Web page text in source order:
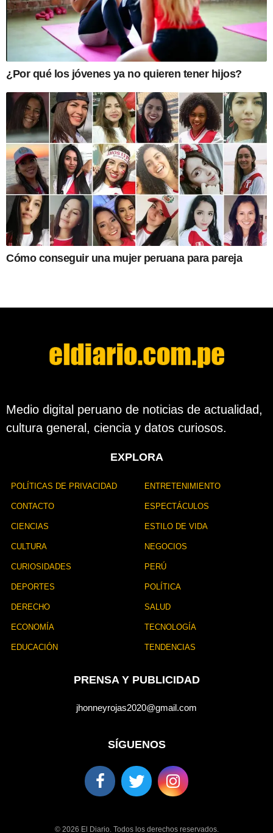
¿Por qué los jóvenes ya no quieren tener hijos?
Cómo conseguir una mujer peruana para pareja
Medio digital peruano de noticias de actualidad,
cultura general, ciencia y datos curiosos.
EXPLORA
POLÍTICAS DE PRIVACIDAD
CONTACTO
CIENCIAS
CULTURA
CURIOSIDADES
DEPORTES
DERECHO
ECONOMÍA
EDUCACIÓN
ENTRETENIMIENTO
ESPECTÁCULOS
ESTILO DE VIDA
NEGOCIOS
PERÚ
POLÍTICA
SALUD
TECNOLOGÍA
TENDENCIAS
PRENSA Y PUBLICIDAD
jhonneyrojas2020@gmail.com
SÍGUENOS
© 2026 El Diario. Todos los derechos reservados.